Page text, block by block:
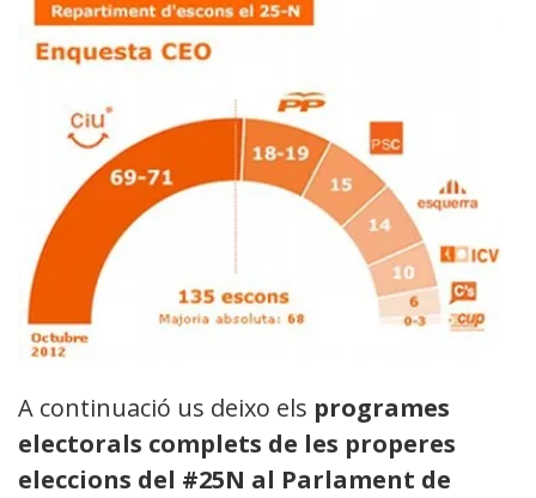
A continuació us deixo els programes
electorals complets de les properes
eleccions del #25N al Parlament de